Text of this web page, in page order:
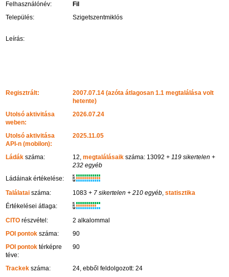
Felhasználónév:
Fil
Település:
Szigetszentmiklós
Leírás:
Regisztrált:
2007.07.14 (azóta átlagosan 1.1 megtalálása volt
hetente)
Utolsó aktivitása
weben:
2026.07.24
Utolsó aktivitása
API-n (mobilon):
2025.11.05
Ládákszáma: 12, megtalálásaikszáma: 13092 + 119 sikertelen +
232 egyéb
Ládáinak értékelése:
K
R
W
Találataiszáma: 1083+ 7 sikertelen + 210 egyéb, statisztika
Értékelései átlaga:
K
R
W
CITOrészvétel:
2 alkalommal
POI pontokszáma:
90
POI pontoktérképre
téve:
90
Trackekszáma:
24, ebből feldolgozott: 24